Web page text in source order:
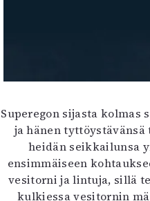
Superegon sijasta
ja hänen
heidän seikkailunsa
ensimmäiseen
vesitorni ja lintuja, sillä
kulkiessa vesitornin